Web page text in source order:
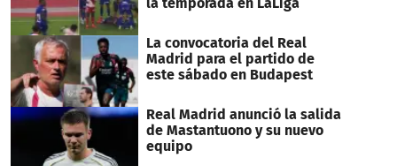
la temporada en LaLiga
La convocatoria del Real
Madrid para el partido de
este sábado en Budapest
Real Madrid anunció la salida
de Mastantuono y su nuevo
equipo